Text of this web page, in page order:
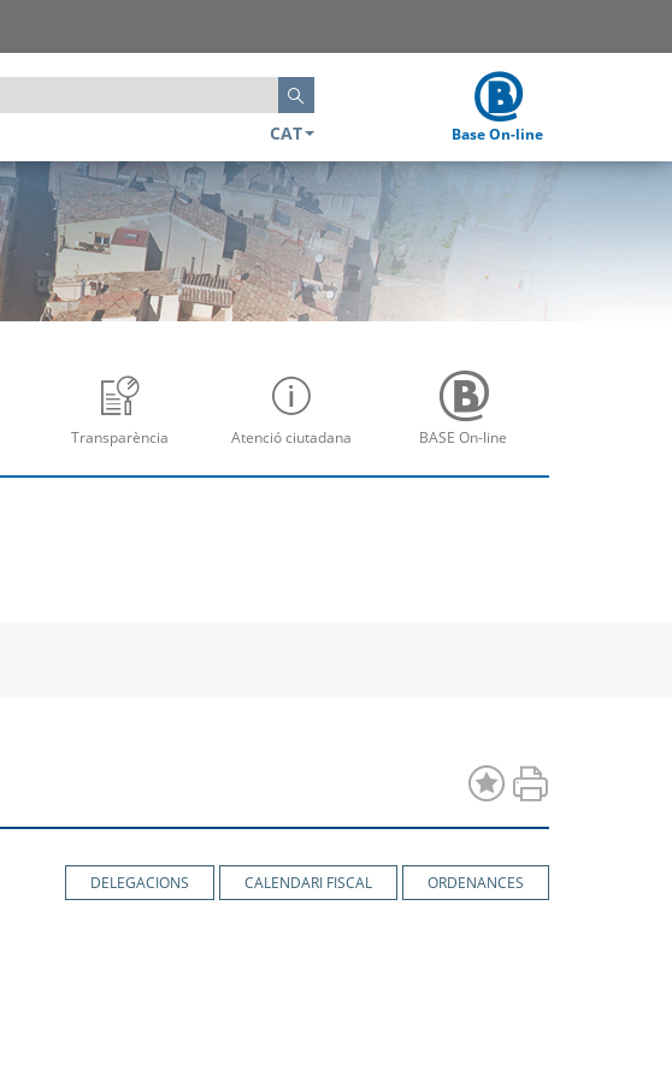
CAT
Base On-line
Transparència
Obre
Atenció ciutadana
Obre
BASE On-line
Obre
DELEGACIONS CALENDARI FISCAL ORDENANCES